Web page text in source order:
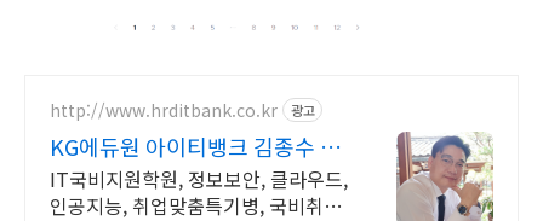
http://www.hrditbank.co.kr 광고
KG에듀원 아이티뱅크 김종수 27
년경력전문가 IT취업상담
IT국비지원학원, 정보보안, 클라우드,
인공지능, 취업맞춤특기병, 국비취업